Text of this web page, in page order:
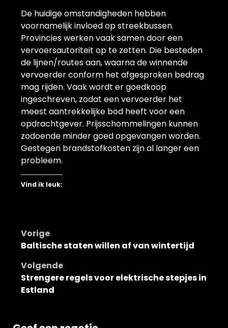
De huidige omstandigheden hebben
voornamelijk invloed op streekbussen.
Provincies werken vaak samen door een
vervoersautoriteit op te zetten. Die besteden
de lijnen/routes aan, waarna de winnende
vervoerder conform het afgesproken bedrag
mag rijden. Vaak wordt er goedkoop
ingeschreven, zodat een vervoerder het
meest aantrekkelijke bod heeft voor een
opdrachtgever. Prijsschommelingen kunnen
zodoende minder goed opgevangen worden.
Gestegen brandstofkosten zijn al langer een
probleem.
Vind ik leuk:
Bericht
navigatie
Vorige
Baltische staten willen af van wintertijd
Volgende
Strengere regels voor elektrische stepjes in
Estland